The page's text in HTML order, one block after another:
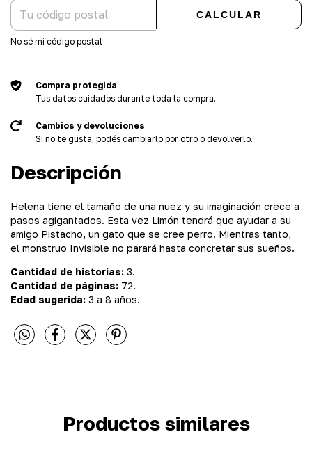
CALCULAR
No sé mi código postal
Compra protegida
Tus datos cuidados durante toda la compra.
Cambios y devoluciones
Si no te gusta, podés cambiarlo por otro o devolverlo.
Descripción
Helena tiene el tamaño de una nuez y su imaginación crece a
pasos agigantados. Esta vez Limón tendrá que ayudar a su
amigo Pistacho, un gato que se cree perro. Mientras tanto,
el monstruo Invisible no parará hasta concretar sus sueños.
Cantidad de historias: 3.
Cantidad de páginas: 72.
Edad sugerida: 3 a 8 años.
Productos similares